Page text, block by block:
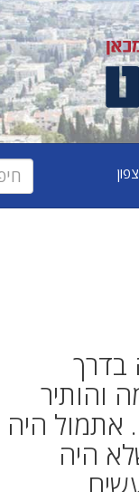
בדרך
והותיר
נדהמים. אתמול היה
היה